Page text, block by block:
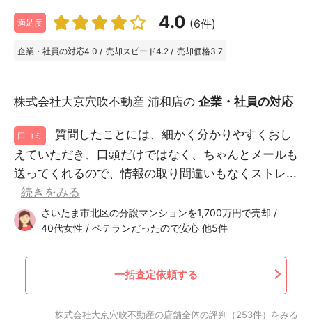
満足度 4.0 (6件)
企業・社員の対応4.0 / 売却スピード4.2 / 売却価格3.7
株式会社大京穴吹不動産 浦和店の 企業・社員の対応
口コミ
質問したことには、細かく分かりやすくおし
えていただき、口頭だけではなく、ちゃんとメールも
送ってくれるので、情報の取り間違いもなくストレ...
続きをみる
さいたま市北区の分譲マンションを1,700万円で売却 /
40代女性 / ベテランだったので安心 他5件
一括査定依頼する
株式会社大京穴吹不動産の店舗全体の評判（253件）をみる